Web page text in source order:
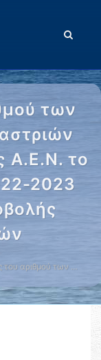
των
Α.Ε.Ν. το
2023
του αριθμού των …